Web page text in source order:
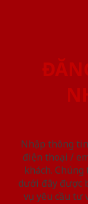
Nhập thông
điện thoại /
khách.
dưới đây được
vụ yêu cầu tư